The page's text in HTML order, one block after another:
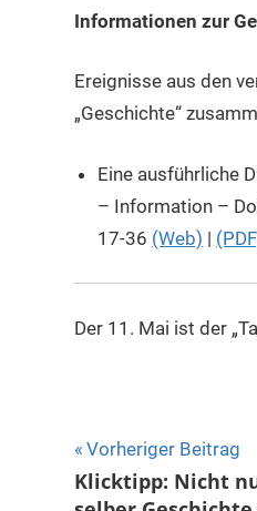
Informationen zur
Ereignisse aus den
„Geschichte“
Eine ausführliche
– Information –
17-36 (Web) |
Der 11. Mai ist der
Vorheriger Beitrag
Klicktipp: Nicht